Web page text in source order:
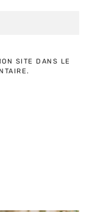
SITE DANS LE